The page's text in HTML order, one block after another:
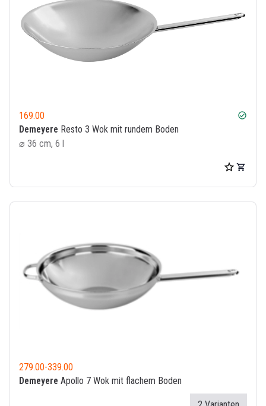
169.00 check_circle
Demeyere Resto 3 Wok mit rundem Boden
⌀ 36 cm, 6 l
279.00-339.00
Demeyere Apollo 7 Wok mit flachem Boden